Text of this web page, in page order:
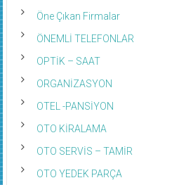
Öne Çıkan Firmalar
ÖNEMLİ TELEFONLAR
OPTİK – SAAT
ORGANİZASYON
OTEL -PANSİYON
OTO KİRALAMA
OTO SERVİS – TAMİR
OTO YEDEK PARÇA